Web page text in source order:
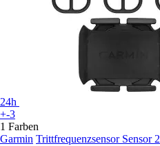
24h
+-3
1 Farben
Garmin Trittfrequenzsensor Sensor 2